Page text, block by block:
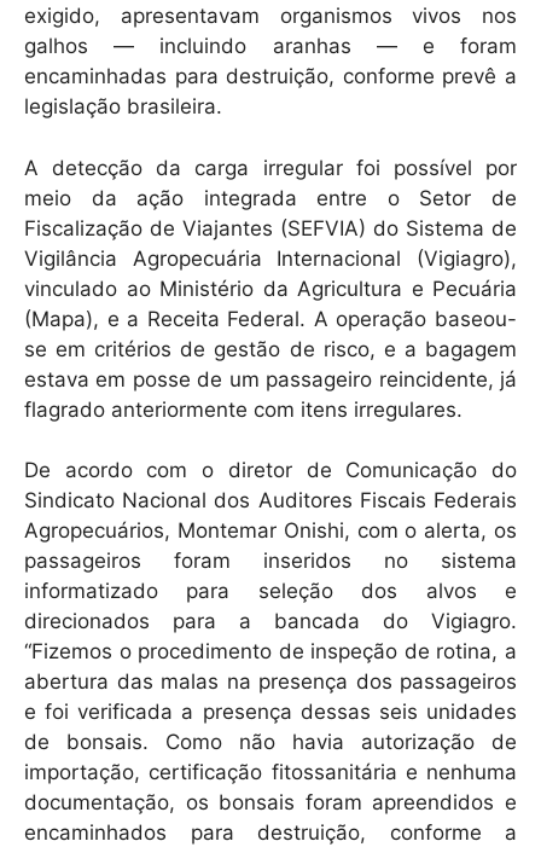
exigido, apresentavam organismos vivos nos
galhos — incluindo aranhas — e foram
encaminhadas para destruição, conforme prevê a
legislação brasileira.
A detecção da carga irregular foi possível por
meio da ação integrada entre o Setor de
Fiscalização de Viajantes (SEFVIA) do Sistema de
Vigilância Agropecuária Internacional (Vigiagro),
vinculado ao Ministério da Agricultura e Pecuária
(Mapa), e a Receita Federal. A operação baseou-
se em critérios de gestão de risco, e a bagagem
estava em posse de um passageiro reincidente, já
flagrado anteriormente com itens irregulares.
De acordo com o diretor de Comunicação do
Sindicato Nacional dos Auditores Fiscais Federais
Agropecuários, Montemar Onishi, com o alerta, os
passageiros foram inseridos no sistema
informatizado para seleção dos alvos e
direcionados para a bancada do Vigiagro.
“Fizemos o procedimento de inspeção de rotina, a
abertura das malas na presença dos passageiros
e foi verificada a presença dessas seis unidades
de bonsais. Como não havia autorização de
importação, certificação fitossanitária e nenhuma
documentação, os bonsais foram apreendidos e
encaminhados para destruição, conforme a